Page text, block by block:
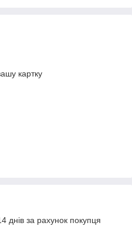
картку
днів за рахунок покупця